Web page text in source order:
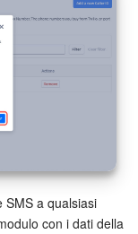
SMS a qualsiasi
con i dati della